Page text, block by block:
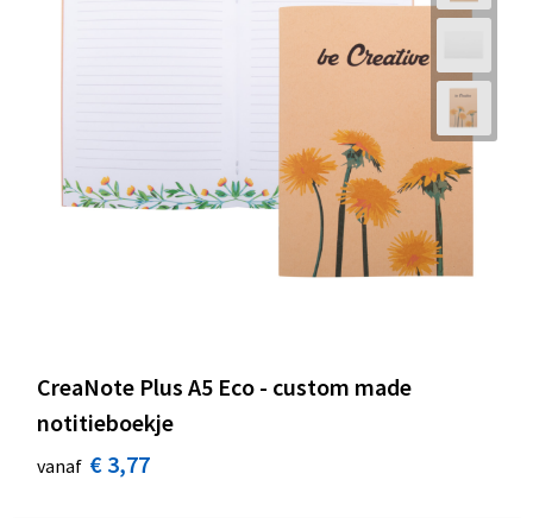
CreaNote Plus A5 Eco - custom made
notitieboekje
vanaf € 3,77